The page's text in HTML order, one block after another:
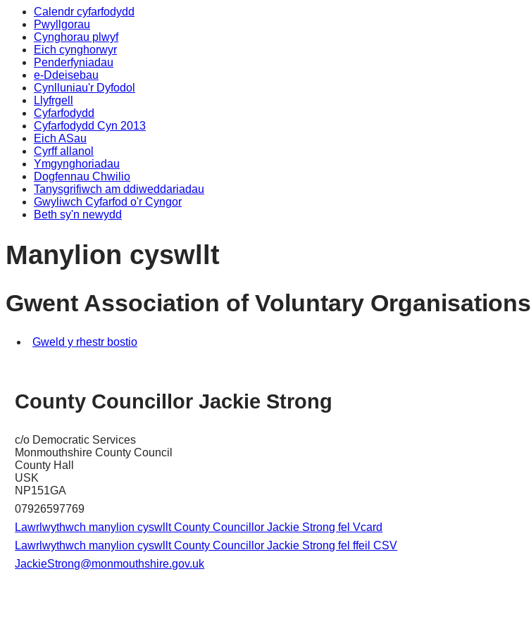
Calendr cyfarfodydd
Pwyllgorau
Cynghorau plwyf
Eich cynghorwyr
Penderfyniadau
e-Ddeisebau
Cynlluniau'r Dyfodol
Llyfrgell
Cyfarfodydd
Cyfarfodydd Cyn 2013
Eich ASau
Cyrff allanol
Ymgynghoriadau
Dogfennau Chwilio
Tanysgrifiwch am ddiweddariadau
Gwyliwch Cyfarfod o'r Cyngor
Beth sy'n newydd
Manylion cyswllt
Gwent Association of Voluntary Organisations
Gweld y rhestr bostio
County Councillor Jackie Strong
c/o Democratic Services
Monmouthshire County Council
County Hall
USK
NP151GA
07926597769
Lawrlwythwch manylion cyswllt County Councillor Jackie Strong fel Vcard
Lawrlwythwch manylion cyswllt County Councillor Jackie Strong fel ffeil CSV
JackieStrong@monmouthshire.gov.uk